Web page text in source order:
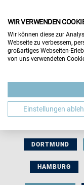
BERUFLICHE
DORTMUND
HAMBURG
WIR VERWENDEN
Wir können diese zur
Webseite zu verbessern,
großartiges Webseiten-
von uns verwendeten
Einstellungen